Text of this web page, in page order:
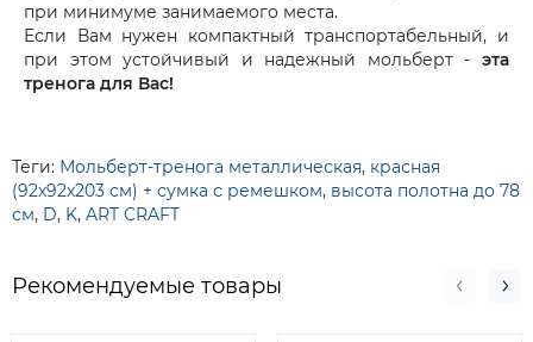
при минимуме занимаемого места.
Если Вам нужен компактный транспортабельный, и
при этом устойчивый и надежный мольберт - эта
тренога для Вас!
Теги: Мольберт-тренога металлическая, красная
(92х92х203 см) + сумка с ремешком, высота полотна до 78
см, D, K, ART CRAFT
Рекомендуемые товары